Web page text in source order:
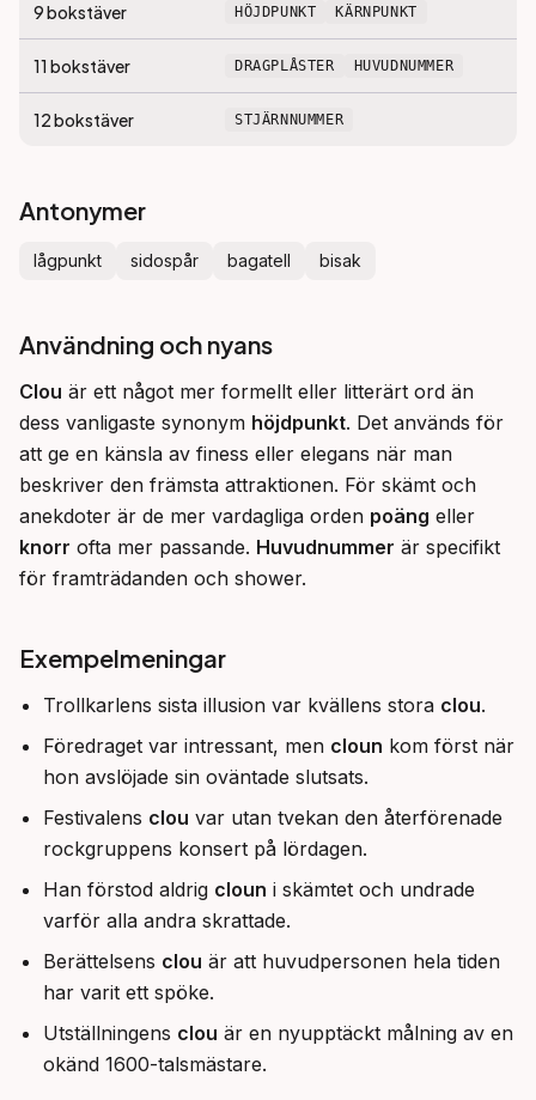
9bokstäver HÖJDPUNKT KÄRNPUNKT
11 bokstäver DRAGPLÅSTER HUVUDNUMMER
12bokstäver STJÄRNNUMMER
Antonymer
lågpunkt sidospår bagatell bisak
Användning och nyans
Clou är ett något mer formellt eller litterärt ord än
dess vanligaste synonym höjdpunkt. Det används för
att ge en känsla av finess eller elegans när man
beskriver den främsta attraktionen. För skämt och
anekdoter är de mer vardagliga orden poäng
knorr ofta mer passande. Huvudnummer är specifikt
för framträdanden och shower.
Exempelmeningar
Trollkarlens sista illusion var kvällens stora clou.
Föredraget var intressant, men cloun kom först när
hon avslöjade sin oväntade slutsats.
Festivalens clou var utan tvekan den återförenade
rockgruppens konsert på lördagen.
Han förstod aldrig cloun i skämtet och undrade
varför alla andra skrattade.
Berättelsens clou är att huvudpersonen hela tiden
har varit ett spöke.
Utställningens clou är en nyupptäckt målning av en
okänd 1600-talsmästare.